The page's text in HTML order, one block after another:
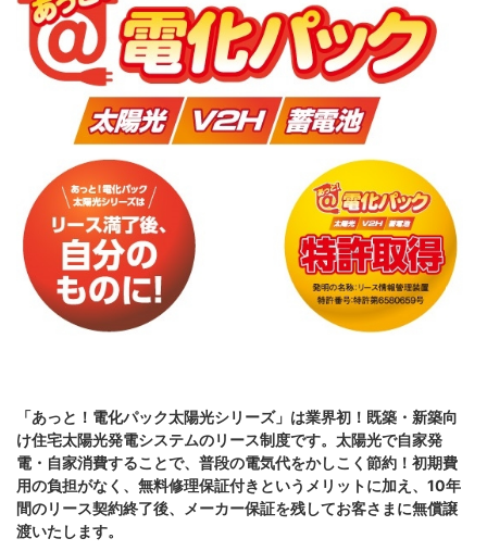
「あっと！電化パック太陽光シリーズ」は業界初！既築・新築向
け住宅太陽光発電システムのリース制度です。太陽光で自家発
電・自家消費することで、普段の電気代をかしこく節約！初期費
用の負担がなく、無料修理保証付きというメリットに加え、10年
間のリース契約終了後、メーカー保証を残してお客さまに無償譲
渡いたします。